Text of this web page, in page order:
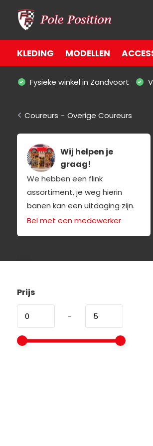
KLEDING MODELLEN
Fysieke winkel in Zandvoort
Coureurs - Overige Coureurs
Wij helpen je
graag!
We hebben een flink
assortiment, je weg hierin
banen kan een uitdaging zijn.
Bel met een medewerker
Prijs
-